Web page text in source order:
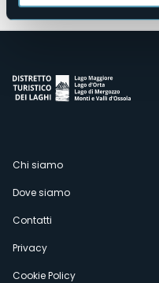
Menù
secondario
Chi siamo
Dove siamo
Contatti
Privacy
Cookie Policy